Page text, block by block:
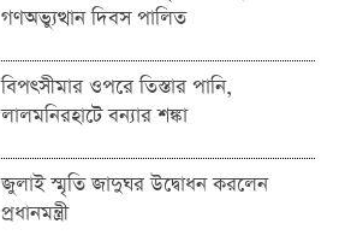
গণঅভ্যুত্থান দিবস পালিত
বিপৎসীমার ওপরে তিস্তার পানি,
লালমনিরহাটে বন্যার শঙ্কা
জুলাই স্মৃতি জাদুঘর উদ্বোধন করলেন
প্রধানমন্ত্রী